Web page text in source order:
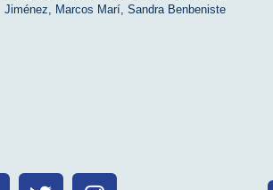
Jiménez
Marcos Marí Sandra Benbeniste